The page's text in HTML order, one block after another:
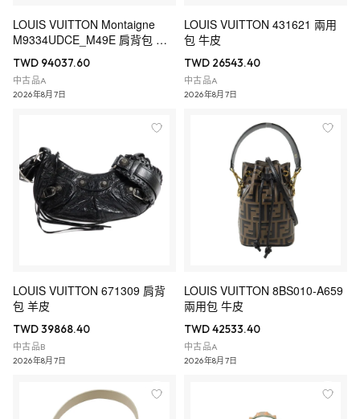
LOUIS VUITTON Montaigne
M9334UDCE_M49E 肩背包 帆
布
TWD 94037.60
中古品A
2026年8月7日
LOUIS VUITTON 431621 兩用
包 牛皮
TWD 26543.40
中古品A
2026年8月7日
LOUIS VUITTON 671309 肩背
包 羊皮
TWD 39868.40
中古品B
2026年8月7日
LOUIS VUITTON 8BS010-A659
兩用包 牛皮
TWD 42533.40
中古品A
2026年8月7日